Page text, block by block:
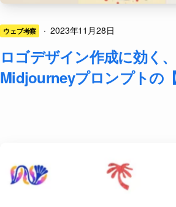
ウェブ考察 · 2023年11月28日
ロゴデザイン作成に効く、
Midjourneyプロンプトの【